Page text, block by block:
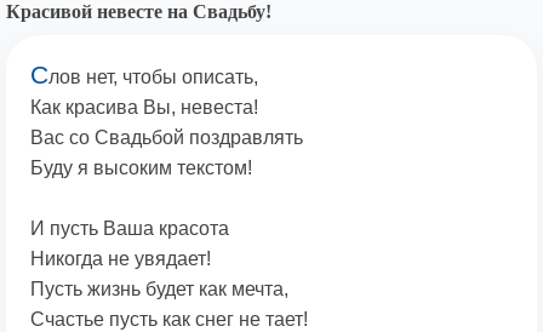
Красивой невесте на Свадьбу!
Слов нет, чтобы описать,
Как красива Вы, невеста!
Вас со Свадьбой поздравлять
Буду я высоким текстом!
И пусть Ваша красота
Никогда не увядает!
Пусть жизнь будет как мечта,
Счастье пусть как снег не тает!